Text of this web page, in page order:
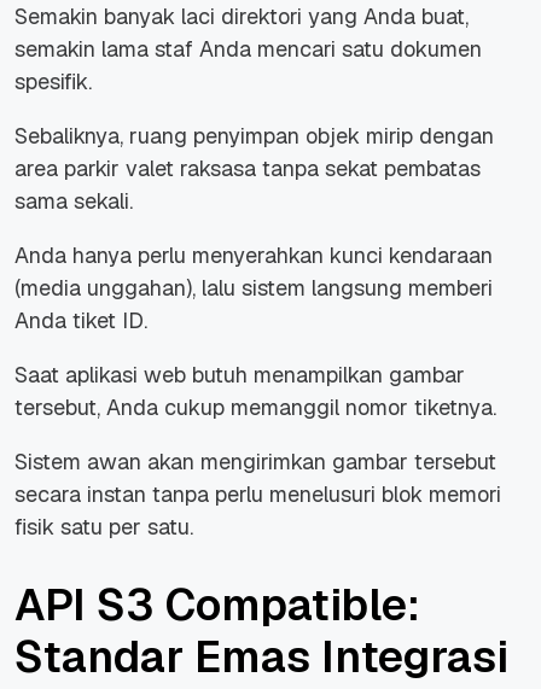
Semakin banyak laci direktori yang Anda buat,
semakin lama staf Anda mencari satu dokumen
spesifik.
Sebaliknya, ruang penyimpan objek mirip dengan
area parkir valet raksasa tanpa sekat pembatas
sama sekali.
Anda hanya perlu menyerahkan kunci kendaraan
(media unggahan), lalu sistem langsung memberi
Anda tiket ID.
Saat aplikasi web butuh menampilkan gambar
tersebut, Anda cukup memanggil nomor tiketnya.
Sistem awan akan mengirimkan gambar tersebut
secara instan tanpa perlu menelusuri blok memori
fisik satu per satu.
API S3 Compatible:
Standar Emas Integrasi